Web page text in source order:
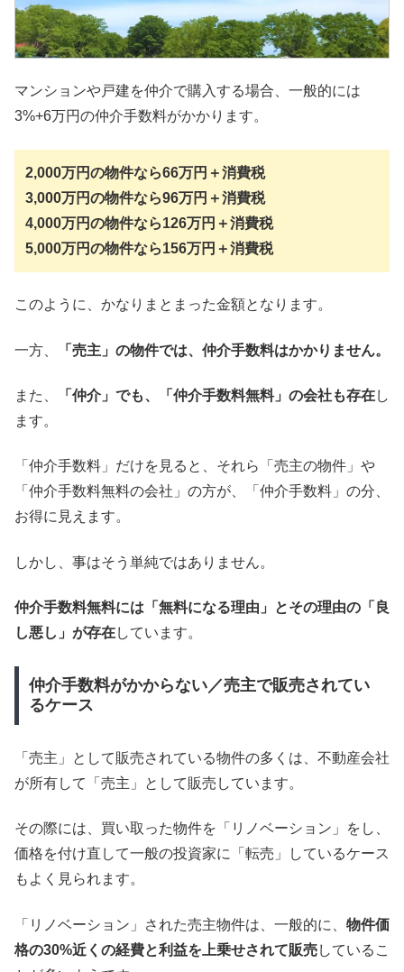
マンションや戸建を仲介で購入する場合、一般的には
3%+6万円の仲介手数料がかかります。
2,000万円の物件なら66万円＋消費税
3,000万円の物件なら96万円＋消費税
4,000万円の物件なら126万円＋消費税
5,000万円の物件なら156万円＋消費税
このように、かなりまとまった金額となります。
一方、 「売主」の物件では、仲介手数料はかかりません。
また、 「仲介」でも、「仲介手数料無料」の会社も存在し
ます。
「仲介手数料」だけを見ると、それら「売主の物件」や
「仲介手数料無料の会社」の方が、「仲介手数料」の分、
お得に見えます。
しかし、事はそう単純ではありません。
仲介手数料無料には「無料になる理由」とその理由の「良
し悪し」が存在しています。
仲介手数料がかからない／売主で販売されてい
るケース
「売主」として販売されている物件の多くは、不動産会社
が所有して「売主」として販売しています。
その際には、買い取った物件を「リノベーション」をし、
価格を付け直して一般の投資家に「転売」しているケース
もよく見られます。
「リノベーション」された売主物件は、一般的に、 物件価
格の30%近くの経費と利益を上乗せされて販売しているこ